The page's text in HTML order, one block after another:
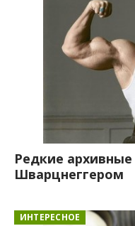
Редкие
Шварцнеггером
ИНТЕРЕСНОЕ